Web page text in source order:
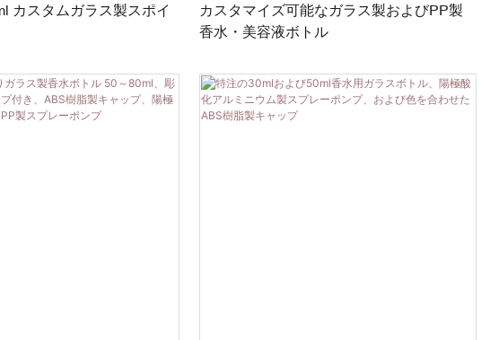
カスタムガラス製スポイ
カスタマイズ可能なガラス製およびPP製
香水・美容液ボトル